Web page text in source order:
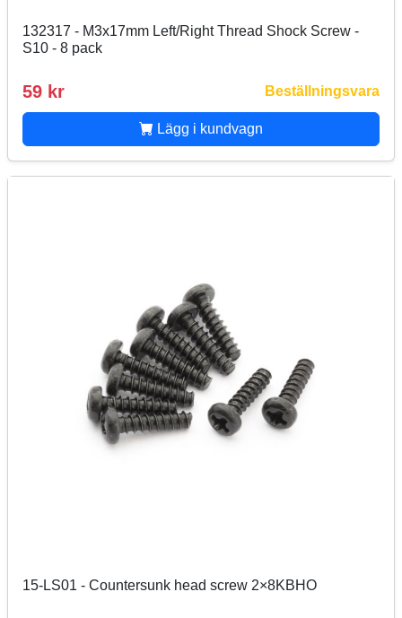
132317 - M3x17mm Left/Right Thread Shock Screw -
S10 - 8 pack
59 kr Beställningsvara
Lägg i kundvagn
15-LS01 - Countersunk head screw 2×8KBHO